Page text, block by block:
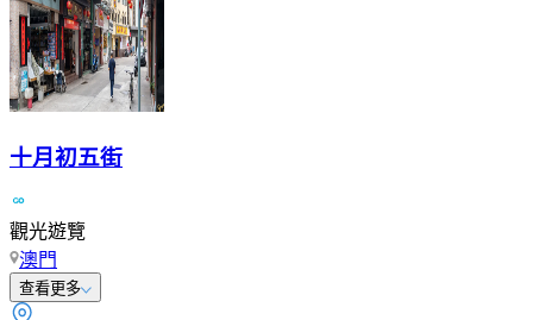
十月初五街
觀光遊覽
澳門
查看更多